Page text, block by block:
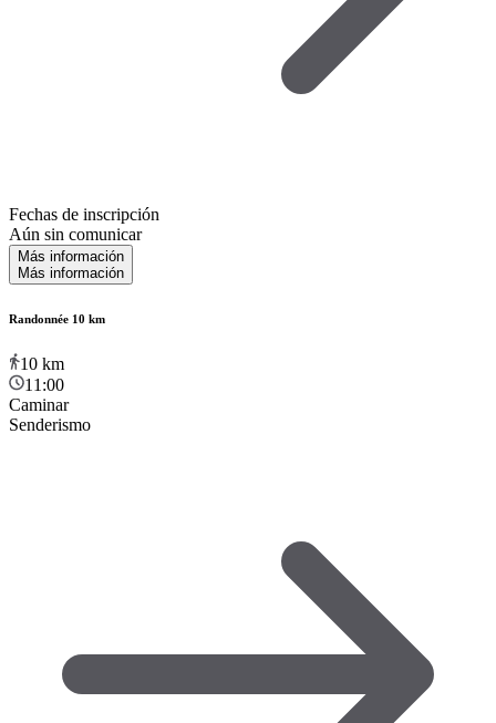
Fechas de inscripción
Aún sin comunicar
Más información
Más información
Randonnée 10 km
10 km
11:00
Caminar
Senderismo